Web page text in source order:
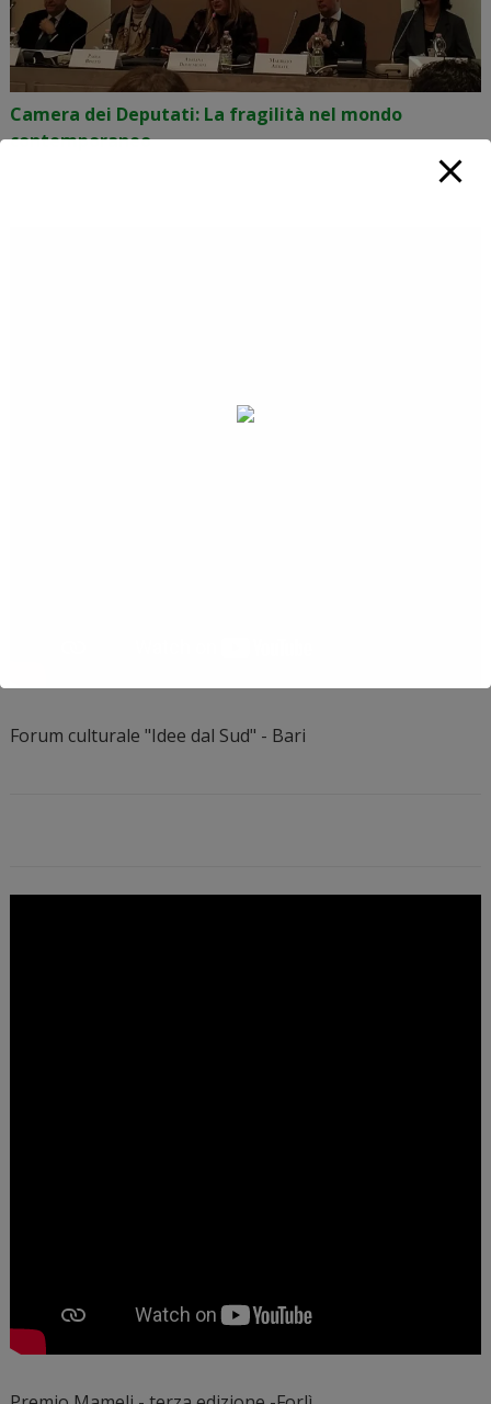
Camera dei Deputati: La fragilità nel mondo
contemporaneo
Forum culturale "Idee dal Sud" - Bari